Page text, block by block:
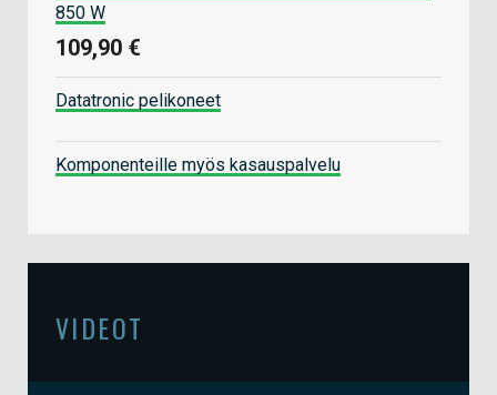
850 W
109,90 €
Datatronic pelikoneet
Komponenteille myös kasauspalvelu
VIDEOT